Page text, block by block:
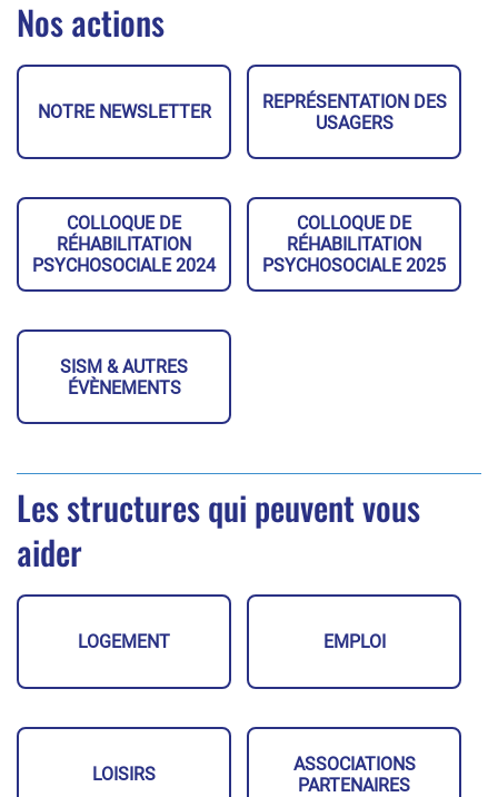
Nos actions
NOTRE NEWSLETTER
REPRÉSENTATION DES
USAGERS
COLLOQUE DE
RÉHABILITATION
PSYCHOSOCIALE 2024
COLLOQUE DE
RÉHABILITATION
PSYCHOSOCIALE 2025
SISM & AUTRES
ÉVÈNEMENTS
Les structures qui peuvent vous
aider
LOGEMENT EMPLOI
LOISIRS
ASSOCIATIONS
PARTENAIRES